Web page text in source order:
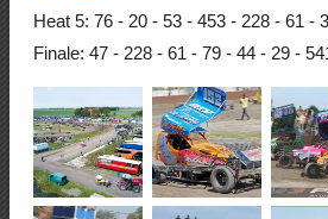
Heat 5: 76 - 20 - 53 - 453 - 228 - 61 -
Finale: 47 - 228 - 61 - 79 - 44 - 29 -